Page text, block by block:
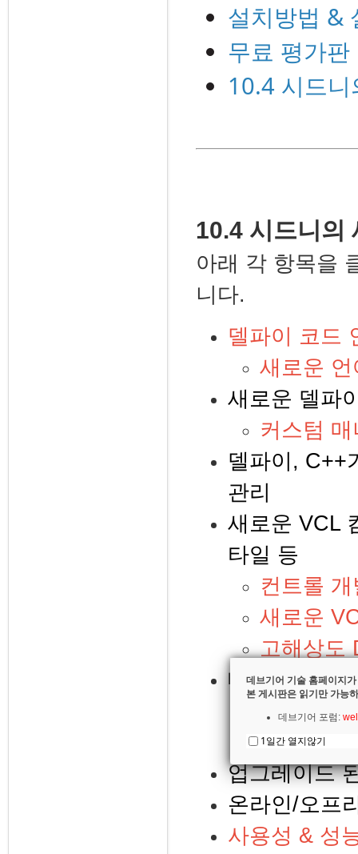
설치방법 &
무료 평가
10.4 시드
10.4 시드니의
아래 각 항목을
니다.
델파이 코드
새로운
새로운 델파
커스텀
델파이, C++
관리
새로운 VCL
타일 등
컨트롤
새로운
고해상도
대폭 강화된
안드로
iOS와 맥
업그레이드
온라인/오프
사용성 & 성
데브기어 기술 홈페이지
본 게시판은 읽기만 가능
데브기어 포럼:
1일간 열지않기